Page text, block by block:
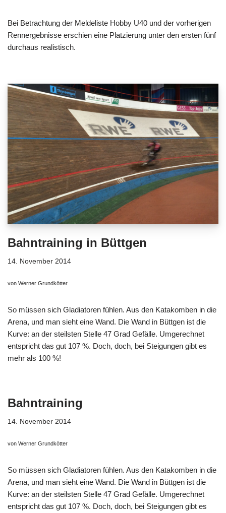
Bei Betrachtung der Meldeliste Hobby U40 und der vorherigen
Rennergebnisse erschien eine Platzierung unter den ersten fünf
durchaus realistisch.
Bahntraining in Büttgen
14. November 2014
von Werner Grundkötter
So müssen sich Gladiatoren fühlen. Aus den Katakomben in die
Arena, und man sieht eine Wand. Die Wand in Büttgen ist die
Kurve: an der steilsten Stelle 47 Grad Gefälle. Umgerechnet
entspricht das gut 107 %. Doch, doch, bei Steigungen gibt es
mehr als 100 %!
Bahntraining
14. November 2014
von Werner Grundkötter
So müssen sich Gladiatoren fühlen. Aus den Katakomben in die
Arena, und man sieht eine Wand. Die Wand in Büttgen ist die
Kurve: an der steilsten Stelle 47 Grad Gefälle. Umgerechnet
entspricht das gut 107 %. Doch, doch, bei Steigungen gibt es